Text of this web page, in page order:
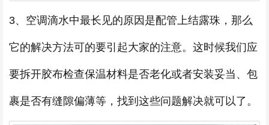
3、空调滴水中最长见的原因是配管上结露珠，那么
它的解决方法可的要引起大家的注意。这时候我们应
要拆开胶布检查保温材料是否老化或者安装妥当、包
裹是否有缝隙偏薄等，找到这些问题解决就可以了。